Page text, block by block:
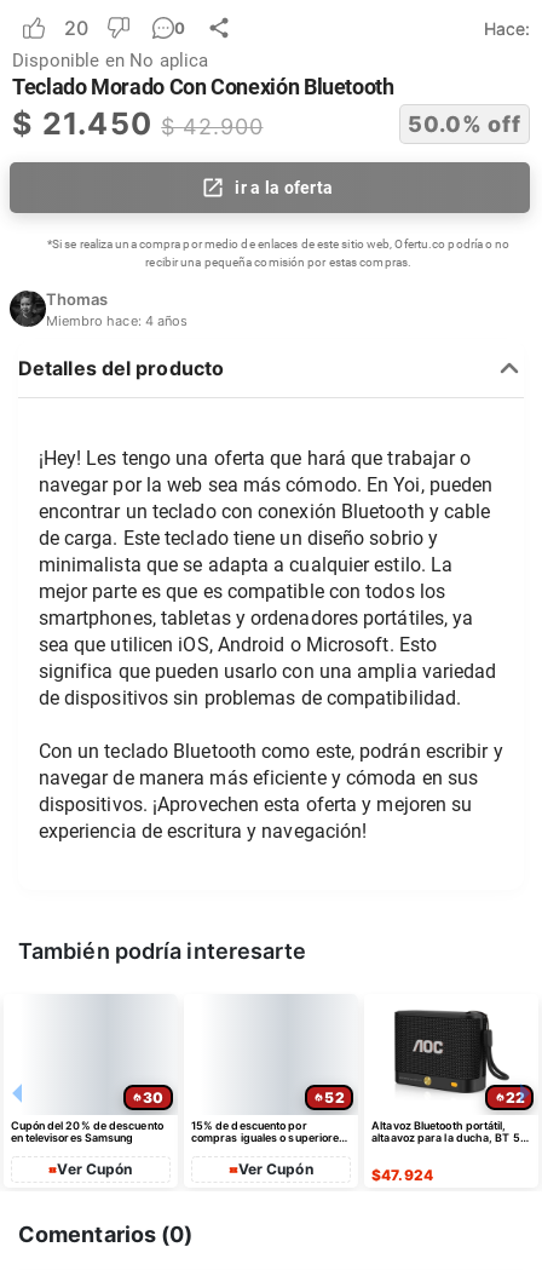
20 0 Hace:
Disponible en No aplica
Teclado Morado Con Conexión Bluetooth
$ 21.450 $42.900 50.0% off
ir a la oferta
*Si se realiza una compra por medio de enlaces de este sitio web, Ofertu.co podría o no
recibir una pequeña comisión por estas compras.
Thomas
Miembro hace: 4 años
Detalles del producto
¡Hey! Les tengo una oferta que hará que trabajar o
navegar por la web sea más cómodo. En Yoi, pueden
encontrar un teclado con conexión Bluetooth y cable
de carga. Este teclado tiene un diseño sobrio y
minimalista que se adapta a cualquier estilo. La
mejor parte es que es compatible con todos los
smartphones, tabletas y ordenadores portátiles, ya
sea que utilicen iOS, Android o Microsoft. Esto
significa que pueden usarlo con una amplia variedad
de dispositivos sin problemas de compatibilidad.
Con un teclado Bluetooth como este, podrán escribir y
navegar de manera más eficiente y cómoda en sus
dispositivos. ¡Aprovechen esta oferta y mejoren su
experiencia de escritura y navegación!
También podría interesarte
30
Cupón del 20% de descuento
en televisores Samsung
Ver Cupón
52
15% de descuento por
compras iguales o superiores
de dto
Ver Cupón
22
Altavoz Bluetooth portátil,
altaavoz para la ducha, BT 5.4
$47.924
Comentarios (0)